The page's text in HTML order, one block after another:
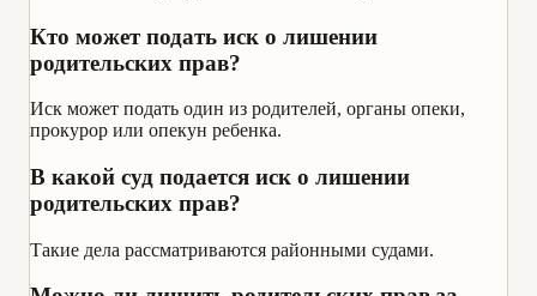
Кто может подать иск о лишении
родительских прав?
Иск может подать один из родителей, органы опеки,
прокурор или опекун ребенка.
В какой суд подается иск о лишении
родительских прав?
Такие дела рассматриваются районными судами.